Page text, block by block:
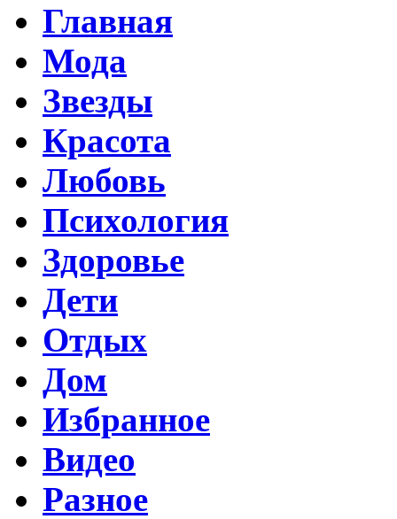
Главная
Мода
Звезды
Красота
Любовь
Психология
Здоровье
Дети
Отдых
Дом
Избранное
Видео
Разное